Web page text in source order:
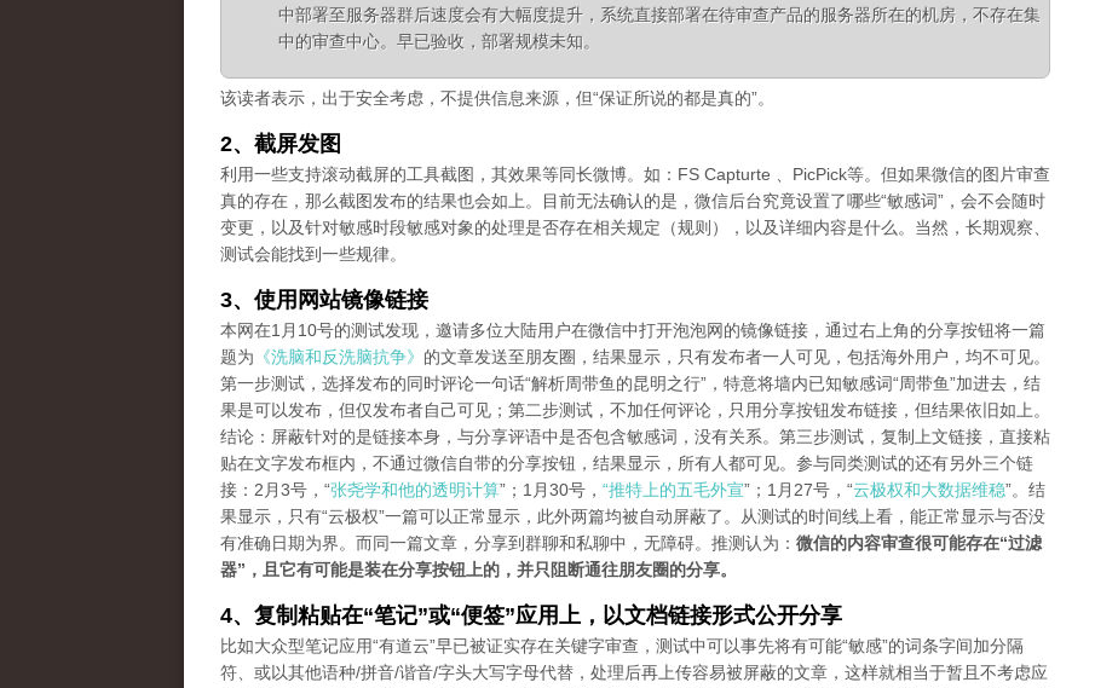
中部署至服务器群后速度会有大幅度提升，系统直接部署在待审查产品的服务器所在的机房，不存在集
中的审查中心。早已验收，部署规模未知。
该读者表示，出于安全考虑，不提供信息来源，但“保证所说的都是真的”。
2、截屏发图
利用一些支持滚动截屏的工具截图，其效果等同长微博。如：FS Capturte 、PicPick等。但如果微信的图片审查
真的存在，那么截图发布的结果也会如上。目前无法确认的是，微信后台究竟设置了哪些“敏感词”，会不会随时
变更，以及针对敏感时段敏感对象的处理是否存在相关规定（规则），以及详细内容是什么。当然，长期观察、
测试会能找到一些规律。
3、使用网站镜像链接
本网在1月10号的测试发现，邀请多位大陆用户在微信中打开泡泡网的镜像链接，通过右上角的分享按钮将一篇
题为 《洗脑和反洗脑抗争》 的文章发送至朋友圈，结果显示，只有发布者一人可见，包括海外用户，均不可见。
第一步测试，选择发布的同时评论一句话“解析周带鱼的昆明之行”，特意将墙内已知敏感词“周带鱼”加进去，结
果是可以发布，但仅发布者自己可见；第二步测试，不加任何评论，只用分享按钮发布链接，但结果依旧如上。
结论：屏蔽针对的是链接本身，与分享评语中是否包含敏感词，没有关系。第三步测试，复制上文链接，直接粘
贴在文字发布框内，不通过微信自带的分享按钮，结果显示，所有人都可见。参与同类测试的还有另外三个链
接：2月3号，“张尧学和他的透明计算”；1月30号， “推特上的五毛外宣”；1月27号，“云极权和大数据维稳”。结
果显示，只有“云极权”一篇可以正常显示，此外两篇均被自动屏蔽了。从测试的时间线上看，能正常显示与否没
有准确日期为界。而同一篇文章，分享到群聊和私聊中，无障碍。推测认为： 微信的内容审查很可能存在“过滤
器”，且它有可能是装在分享按钮上的，并只阻断通往朋友圈的分享。
4、复制粘贴在“笔记”或“便签”应用上，以文档链接形式公开分享
比如大众型笔记应用“有道云”早已被证实存在关键字审查，测试中可以事先将有可能“敏感”的词条字间加分隔
符、或以其他语种/拼音/谐音/字头大写字母代替，处理后再上传容易被屏蔽的文章，这样就相当于暂且不考虑应